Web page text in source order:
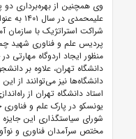
وی همچنین از بهره‌برداری
شراکت استراتژیک با سازمان
پردیس علم و فناوری شهید
منظور ایجاد اردوگاه
دانشگاه تهران، علاوه بر
دانشگاه‌ها نیز می‌توانند از
استاد دانشگاه تهران از
یونسکو در پارک علم و
شورای سیاستگذاری این جایزه
مختص سرآمدان فناوری و